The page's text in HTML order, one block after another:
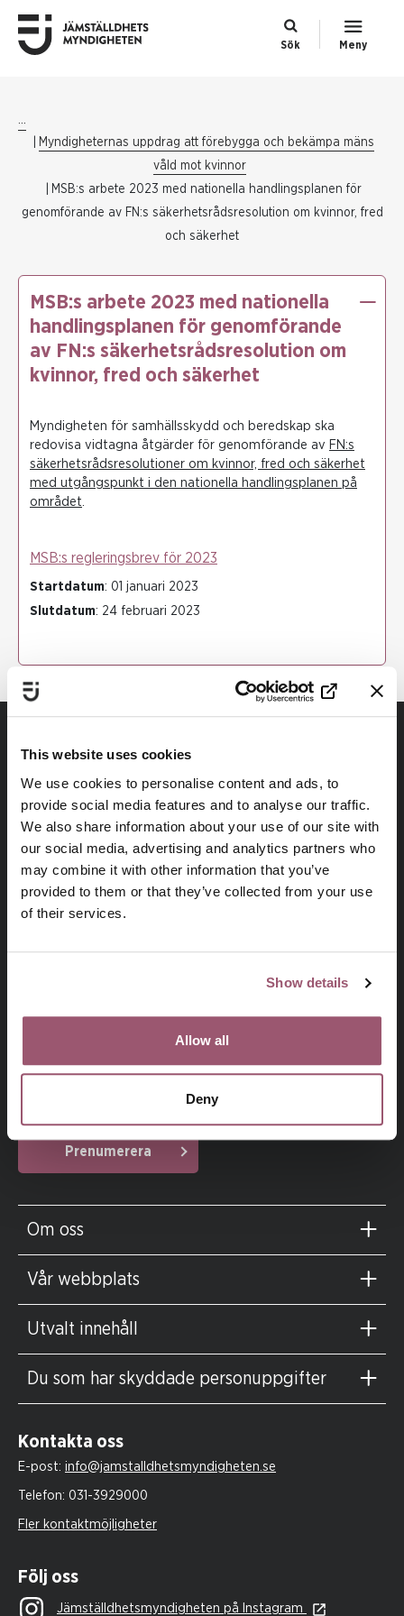
This website uses cookies
We use cookies to personalise content and ads, to
provide social media features and to analyse our traffic.
We also share information about your use of our site with
our social media, advertising and analytics partners who
may combine it with other information that you’ve
provided to them or that they’ve collected from your use
of their services.
Show details
Allow all
Deny
Sök Meny
...
Myndigheternas uppdrag att förebygga och bekämpa mäns
våld mot kvinnor
MSB:s arbete 2023 med nationella handlingsplanen för
genomförande av FN:s säkerhetsrådsresolution om kvinnor, fred
och säkerhet
MSB:s arbete 2023 med nationella
handlingsplanen för genomförande
av FN:s säkerhetsrådsresolution om
kvinnor, fred och säkerhet
Myndigheten för samhällsskydd och beredskap ska
redovisa vidtagna åtgärder för genomförande av FN:s
säkerhetsrådsresolutioner om kvinnor, fred och säkerhet
med utgångspunkt i den nationella handlingsplanen på
området
MSB:s regleringsbrev för 2023
Startdatum: 01 januari 2023
Slutdatum: 24 februari 2023
På uppdrag av regeringen arbetar
Jämställdhetsmyndigheten för att kvinnor och män, flickor
Prenumerera på vårt nyhetsbrev
Din e-postadress
Prenumerera
Jag har läst och godkänner
Om oss
Vår webbplats
Utvalt innehåll
Du som har skyddade personuppgifter
Kontakta oss
E-post: info@jamstalldhetsmyndigheten.se
Telefon: 031-3929000
Fler kontaktmöjligheter
Följ oss
Jämställdhetsmyndigheten på Instagram